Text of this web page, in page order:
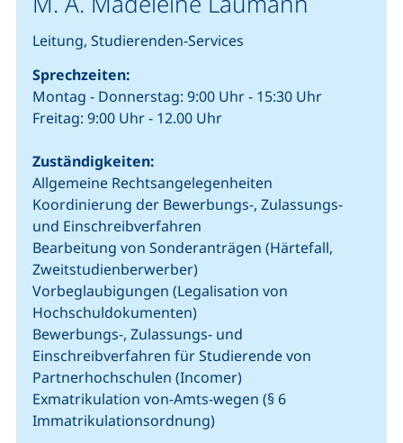
Leitung, Studierenden-Services
Sprechzeiten:
Montag - Donnerstag: 9:00 Uhr - 15:30 Uhr
Freitag: 9:00 Uhr - 12.00 Uhr
Zuständigkeiten:
Allgemeine Rechtsangelegenheiten
Koordinierung der Bewerbungs-, Zulassungs-
und Einschreibverfahren
Bearbeitung von Sonderanträgen (Härtefall,
Zweitstudienberwerber)
Vorbeglaubigungen (Legalisation von
Hochschuldokumenten)
Bewerbungs-, Zulassungs- und
Einschreibverfahren für Studierende von
Partnerhochschulen (Incomer)
Exmatrikulation von-Amts-wegen (§ 6
Immatrikulationsordnung)